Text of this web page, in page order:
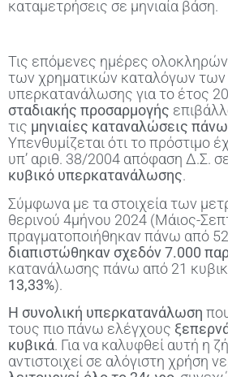
καταμετρήσεις σε μηνιαία βάση.
Τις επόμενες ημέρες
των χρηματικών καταλόγων των
υπερκατανάλωσης για το έτος
σταδιακής προσαρμογής
τις μηνιαίες καταναλώσεις
Υπενθυμίζεται ότι το πρόστιμο
υπ’ αριθ. 38/2004 απόφαση Δ.Σ.
κυβικό υπερκατανάλωσης.
Σύμφωνα με τα στοιχεία των
θερινού 4μήνου 2024 (Μάιος-
πραγματοποιήθηκαν πάνω από
διαπιστώθηκαν σχεδόν 7.000
κατανάλωσης πάνω από 21
13,33%).
Η συνολική υπερκατανάλωση
τους πιο πάνω ελέγχους
κυβικά. Για να καλυφθεί αυτή η
αντιστοιχεί σε αλόγιστη χρήση